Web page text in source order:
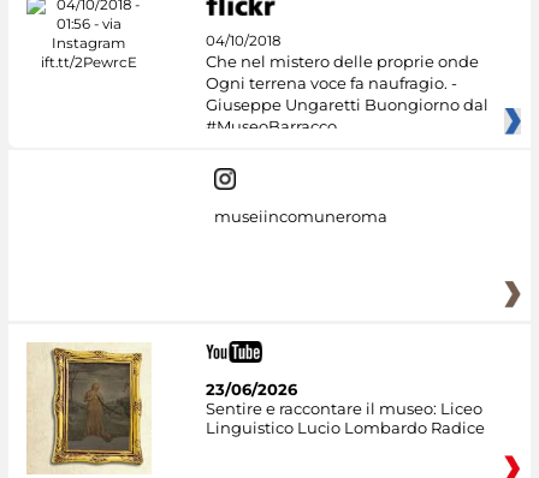
04/10/2018
Che nel mistero delle proprie onde
Ogni terrena voce fa naufragio. -
Giuseppe Ungaretti Buongiorno dal
#MuseoBarracco
museiincomuneroma
23/06/2026
Sentire e raccontare il museo: Liceo
Linguistico Lucio Lombardo Radice